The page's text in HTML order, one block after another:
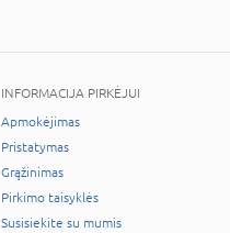
INFORMACIJA PIRKĖJUI
Apmokėjimas
Pristatymas
Grąžinimas
Pirkimo taisyklės
Susisiekite su mumis